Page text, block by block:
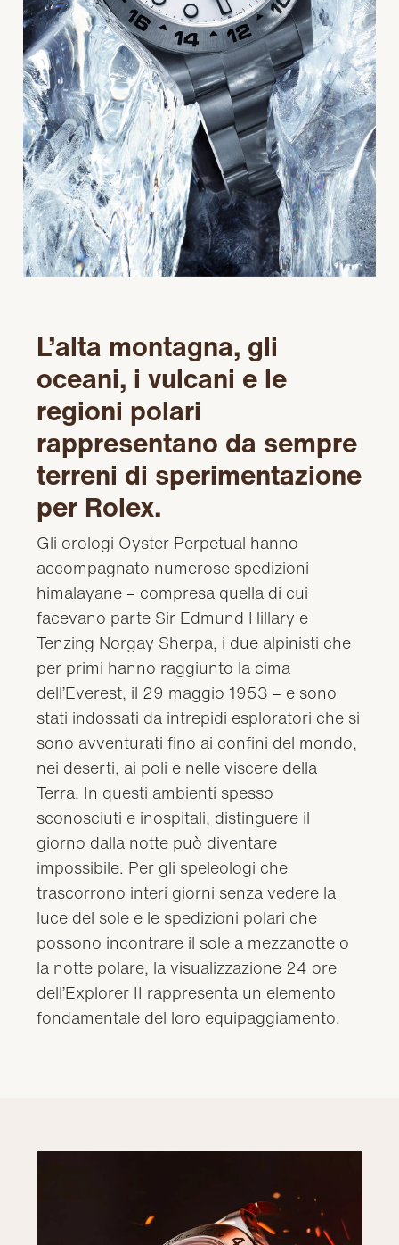
L’alta montagna, gli
oceani, i vulcani e le
regioni polari
rappresentano da sempre
terreni di sperimentazione
per Rolex.
Gli orologi Oyster Perpetual hanno
accompagnato numerose spedizioni
himalayane – compresa quella di cui
facevano parte Sir Edmund Hillary e
Tenzing Norgay Sherpa, i due alpinisti che
per primi hanno raggiunto la cima
dell’Everest, il 29 maggio 1953 – e sono
stati indossati da intrepidi esploratori che si
sono avventurati fino ai confini del mondo,
nei deserti, ai poli e nelle viscere della
Terra. In questi ambienti spesso
sconosciuti e inospitali, distinguere il
giorno dalla notte può diventare
impossibile. Per gli speleologi che
trascorrono interi giorni senza vedere la
luce del sole e le spedizioni polari che
possono incontrare il sole a mezzanotte o
la notte polare, la visualizzazione 24 ore
dell’Explorer II rappresenta un elemento
fondamentale del loro equipaggiamento.